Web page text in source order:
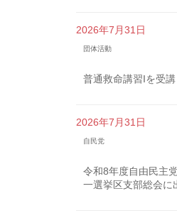
2026年7月31日
団体活動
普通救命講習Iを受講
2026年7月31日
自民党
令和8年度自由民主
一選挙区支部総会に